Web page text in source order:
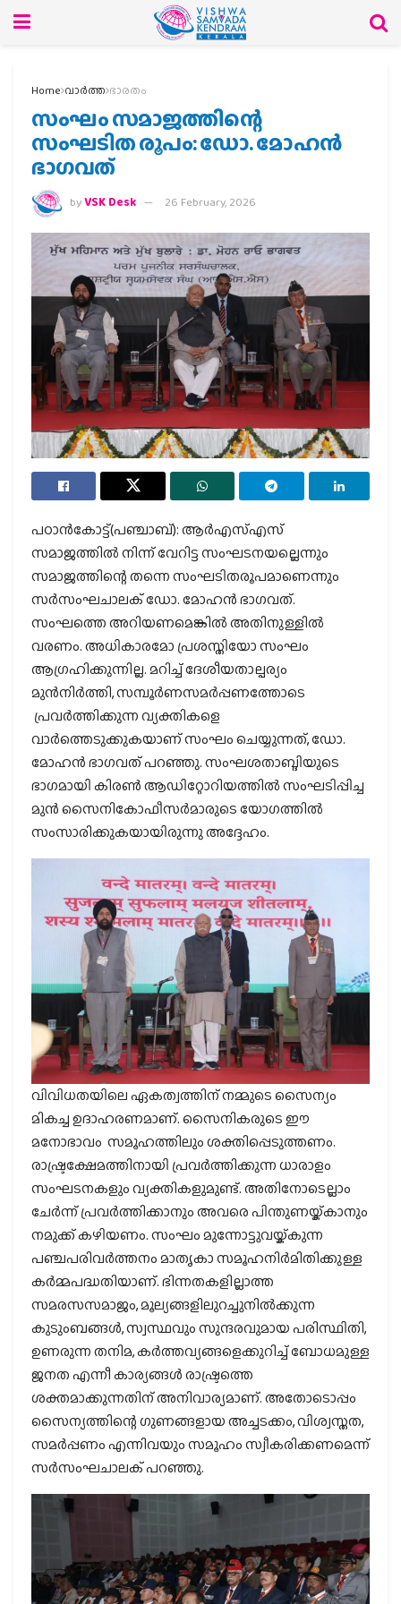
Home വാര്‍ത്ത ഭാരതം
സംഘം സമാജത്തിന്റെ
സംഘടിത രൂപം: ഡോ. മോഹന്‍
ഭാഗവത്
byVSK Desk 26 February, 2026
പഠാന്‍കോട്ട്(പഞ്ചാബ്): ആര്‍എസ്എസ്
സമാജത്തില്‍ നിന്ന് വേറിട്ട സംഘടനയല്ലെന്നും
സമാജത്തിന്റെ തന്നെ സംഘടിതരൂപമാണെന്നും
സര്‍സംഘചാലക് ഡോ. മോഹന്‍ ഭാഗവത്.
സംഘത്തെ അറിയണമെങ്കില്‍ അതിനുള്ളില്‍
വരണം. അധികാരമോ പ്രശസ്തിയോ സംഘം
ആഗ്രഹിക്കുന്നില്ല. മറിച്ച് ദേശീയതാല്പര്യം
മുന്‍നിര്‍ത്തി, സമ്പൂര്‍ണസമര്‍പ്പണത്തോടെ
പ്രവര്‍ത്തിക്കുന്ന വ്യക്തികളെ
വാര്‍ത്തെടുക്കുകയാണ് സംഘം ചെയ്യുന്നത്, ഡോ.
മോഹന്‍ ഭാഗവത് പറഞ്ഞു. സംഘശതാബ്ദിയുടെ
ഭാഗമായി കിരണ്‍ ആഡിറ്റോറിയത്തില്‍ സംഘടിപ്പിച്ച
മുന്‍ സൈനികോഫീസര്‍മാരുടെ യോഗത്തില്‍
സംസാരിക്കുകയായിരുന്നു അദ്ദേഹം.
വിവിധതയിലെ ഏകത്വത്തിന് നമ്മുടെ സൈന്യം
മികച്ച ഉദാഹരണമാണ്. സൈനികരുടെ ഈ
മനോഭാവം സമൂഹത്തിലും ശക്തിപ്പെടുത്തണം.
രാഷ്ട്രക്ഷേമത്തിനായി പ്രവര്‍ത്തിക്കുന്ന ധാരാളം
സംഘടനകളും വ്യക്തികളുമുണ്ട്. അതിനോടെല്ലാം
ചേര്‍ന്ന് പ്രവര്‍ത്തിക്കാനും അവരെ പിന്തുണയ്ക്കാനും
നമുക്ക് കഴിയണം. സംഘം മുന്നോട്ടുവയ്ക്കുന്ന
പഞ്ചപരിവര്‍ത്തനം മാതൃകാ സമൂഹനിര്‍മിതിക്കുള്ള
കര്‍മ്മപദ്ധതിയാണ്. ഭിന്നതകളില്ലാത്ത
സമരസസമാജം, മൂല്യങ്ങളിലുറച്ചുനില്‍ക്കുന്ന
കുടുംബങ്ങള്‍, സ്വസ്ഥവും സുന്ദരവുമായ പരിസ്ഥിതി,
ഉണരുന്ന തനിമ, കര്‍ത്തവ്യങ്ങളെക്കുറിച്ച് ബോധമുള്ള
ജനത എന്നീ കാര്യങ്ങള്‍ രാഷ്ട്രത്തെ
ശക്തമാക്കുന്നതിന് അനിവാര്യമാണ്. അതോടൊപ്പം
സൈന്യത്തിന്റെ ഗുണങ്ങളായ അച്ചടക്കം, വിശ്വസ്തത,
സമര്‍പ്പണം എന്നിവയും സമൂഹം സ്വീകരിക്കണമെന്ന്
സര്‍സംഘചാലക് പറഞ്ഞു.